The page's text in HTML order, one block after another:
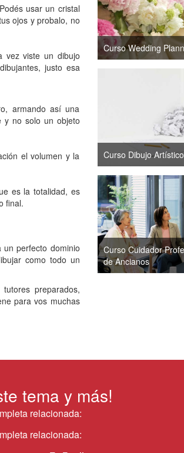
usar un cristal
ojos y probalo, no
vez viste un dibujo
justo esa
armando así una
y no solo un objeto
el volumen y la
es la totalidad, es
final.
perfecto dominio
como todo un
preparados,
para vos muchas
Curso Wedding
Curso Dibujo Artístico
Curso Cuidador
de Ancianos
tema y más!
relacionada:
relacionada: